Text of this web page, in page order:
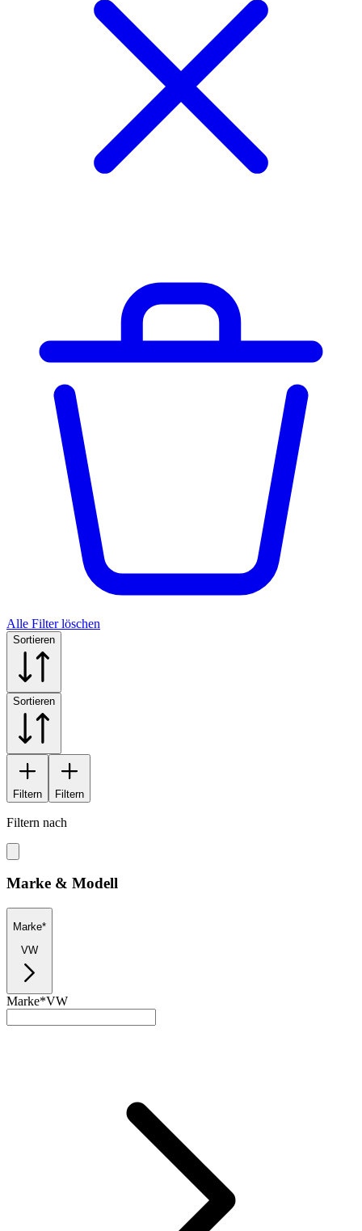
Alle Filter löschen
Sortieren
Sortieren
Filtern Filtern
Filtern nach
Marke & Modell
Marke*
VW
Marke*VW